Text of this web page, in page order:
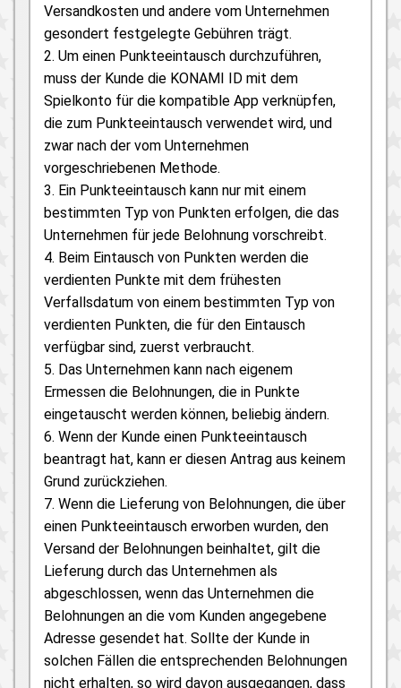
Versandkosten und andere vom Unternehmen
gesondert festgelegte Gebühren trägt.
2. Um einen Punkteeintausch durchzuführen,
muss der Kunde die KONAMI ID mit dem
Spielkonto für die kompatible App verknüpfen,
die zum Punkteeintausch verwendet wird, und
zwar nach der vom Unternehmen
vorgeschriebenen Methode.
3. Ein Punkteeintausch kann nur mit einem
bestimmten Typ von Punkten erfolgen, die das
Unternehmen für jede Belohnung vorschreibt.
4. Beim Eintausch von Punkten werden die
verdienten Punkte mit dem frühesten
Verfallsdatum von einem bestimmten Typ von
verdienten Punkten, die für den Eintausch
verfügbar sind, zuerst verbraucht.
5. Das Unternehmen kann nach eigenem
Ermessen die Belohnungen, die in Punkte
eingetauscht werden können, beliebig ändern.
6. Wenn der Kunde einen Punkteeintausch
beantragt hat, kann er diesen Antrag aus keinem
Grund zurückziehen.
7. Wenn die Lieferung von Belohnungen, die über
einen Punkteeintausch erworben wurden, den
Versand der Belohnungen beinhaltet, gilt die
Lieferung durch das Unternehmen als
abgeschlossen, wenn das Unternehmen die
Belohnungen an die vom Kunden angegebene
Adresse gesendet hat. Sollte der Kunde in
solchen Fällen die entsprechenden Belohnungen
nicht erhalten, so wird davon ausgegangen, dass